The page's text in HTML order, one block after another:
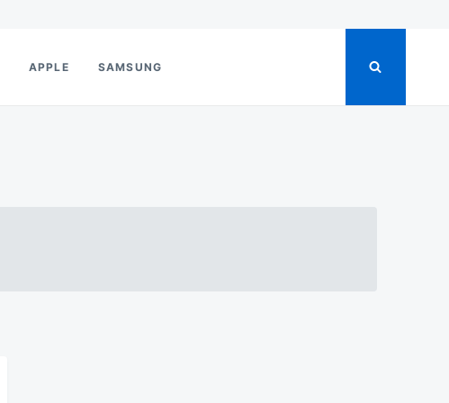
APPLE SAMSUNG